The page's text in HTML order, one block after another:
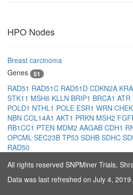
HPO Nodes
Breast carcinoma
Genes
51
RAD51 RAD51C RAD51D CDKN2A
STK11 MSH6 KLLN BRIP1 BRCA1 ATR
POLD1 NTHL1 POLE ESR1 WRN
NBN COL14A1 AKT1 PRKN MSH2
RB1CC1 PTEN MDM2 AAGAB CDH1
OPCML SEC23B TP53 SDHB SDHC
RAD50
All rights reserved SNPMiner Trials,
Data was last refreshed on July 4, 2019.